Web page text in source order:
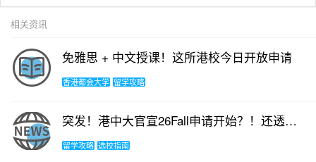
相关资讯
免雅思 + 中文授课！这所港校今日开放申请
香港都会大学 留学攻略
突发！港中大官宣26Fall申请开始？！还透露更“可怕”信息！
留学攻略 选校指南